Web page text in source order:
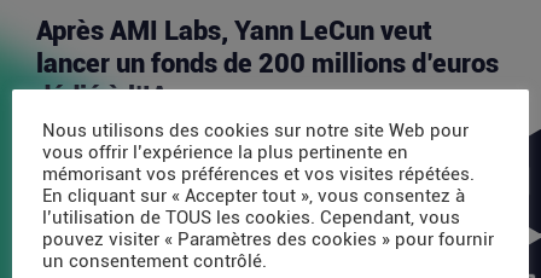
Après AMI Labs, Yann LeCun veut
lancer un fonds de 200 millions d’euros
dédié à l’IA
L’article Après AMI Labs, Yann LeCun veut lancer
un fonds de 200 millions d’euros dédié à l’IA
est...
Lire la suite
Nous utilisons des cookies sur notre site Web pour
vous offrir l’expérience la plus pertinente en
mémorisant vos préférences et vos visites répétées.
En cliquant sur « Accepter tout », vous consentez à
l’utilisation de TOUS les cookies. Cependant, vous
pouvez visiter « Paramètres des cookies » pour fournir
un consentement contrôlé.